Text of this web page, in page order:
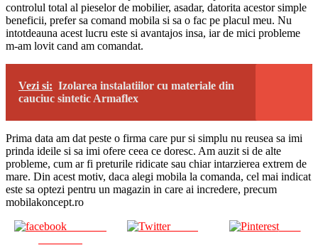
controlul total al pieselor de mobilier, asadar, datorita acestor simple
beneficii, prefer sa comand mobila si sa o fac pe placul meu. Nu
intotdeauna acest lucru este si avantajos insa, iar de mici probleme
m-am lovit cand am comandat.
Vezi si: Izolarea instalatiilor cu materiale din
cauciuc sintetic Armaflex
Prima data am dat peste o firma care pur si simplu nu reusea sa imi
prinda ideile si sa imi ofere ceea ce doresc. Am auzit si de alte
probleme, cum ar fi preturile ridicate sau chiar intarzierea extrem de
mare. Din acest motiv, daca alegi mobila la comanda, cel mai indicat
este sa optezi pentru un magazin in care ai incredere, precum
mobilakoncept.ro
Tweet Save